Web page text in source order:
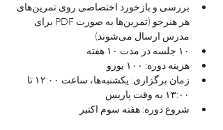
بررسی و بازخورد اختصاصی روی تمرین‌های
هر هنرجو (تمرین‌ها به صورت PDF برای
مدرس ارسال می‌شوند)
۱۰ جلسه در مدت ۱۰ هفته
هزینه دوره: ۱۰۰ یورو
زمان برگزاری: یکشنبه‌ها، ساعت ۱۲:۰۰ تا
۱۳:۰۰ به وقت پاریس
شروع دوره: هفته سوم اکتبر